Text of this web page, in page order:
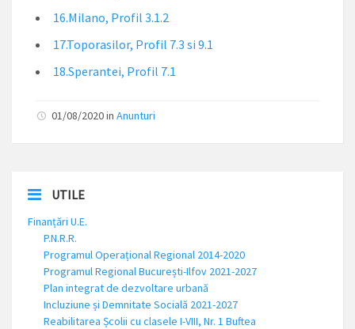
16.Milano, Profil 3.1.2
17.Toporasilor, Profil 7.3 si 9.1
18.Sperantei, Profil 7.1
01/08/2020 in Anunturi
UTILE
Finanțări U.E.
P.N.R.R.
Programul Operațional Regional 2014-2020
Programul Regional București-Ilfov 2021-2027
Plan integrat de dezvoltare urbană
Incluziune și Demnitate Socială 2021-2027
Reabilitarea Școlii cu clasele I-VIII, Nr. 1 Buftea